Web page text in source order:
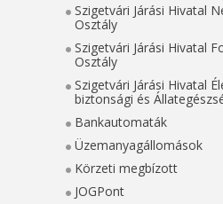
Szigetvári Járási Hivatal
Osztály
Szigetvári Járási Hivatal
Osztály
Szigetvári Járási Hivatal
biztonsági és
Bankautomaták
Üzemanyagállomások
Körzeti megbízott
JOGPont